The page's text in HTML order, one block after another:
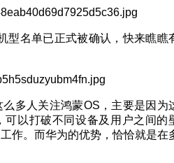
型名单已正式被确认，快来瞧瞧
多人关注鸿蒙OS，主要是因为
可以打破不同设备及用户之间的
作。而华为的优势，恰恰就是在